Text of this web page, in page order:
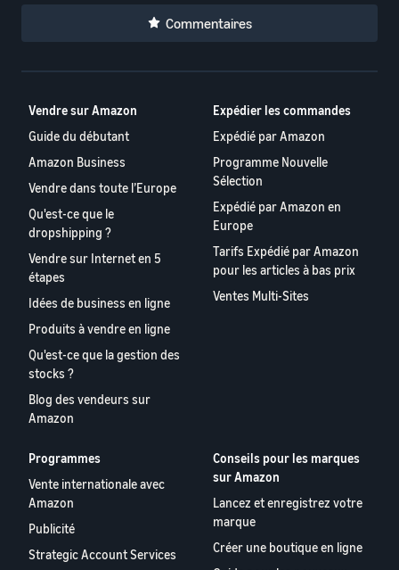
Commentaires
Vendre sur Amazon
Guide du débutant
Amazon Business
Vendre dans toute l’Europe
Qu'est-ce que le
dropshipping ?
Vendre sur Internet en 5
étapes
Idées de business en ligne
Produits à vendre en ligne
Qu'est-ce que la gestion des
stocks ?
Blog des vendeurs sur
Amazon
Expédier les commandes
Expédié par Amazon
Programme Nouvelle
Sélection
Expédié par Amazon en
Europe
Tarifs Expédié par Amazon
pour les articles à bas prix
Ventes Multi-Sites
Programmes
Vente internationale avec
Amazon
Publicité
Strategic Account Services
Conseils pour les marques
sur Amazon
Lancez et enregistrez votre
marque
Créer une boutique en ligne